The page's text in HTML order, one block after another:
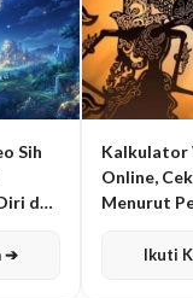
Sih
dan
➔
Kalkulator
Online,
Menurut
Ikuti